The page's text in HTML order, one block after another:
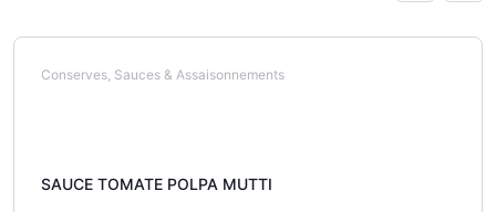
Conserves, Sauces & Assaisonnements
SAUCE TOMATE POLPA MUTTI